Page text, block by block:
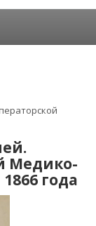
Медико-
года